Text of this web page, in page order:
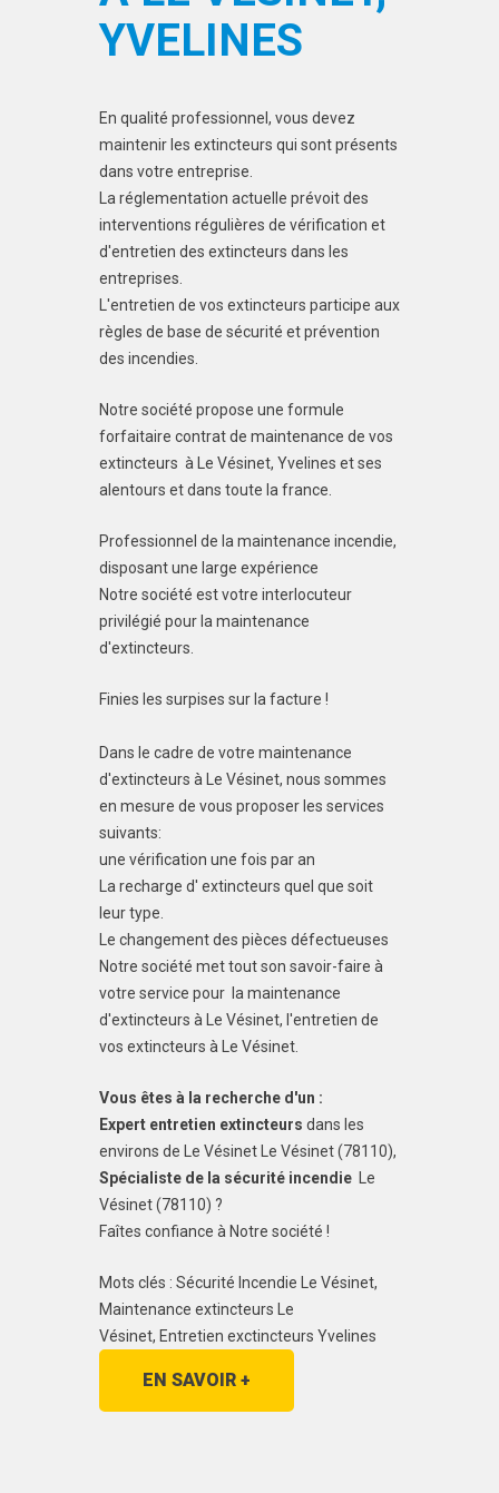
YVELINES
En qualité professionnel, vous devez
maintenir les extincteurs qui sont présents
dans votre entreprise.
La réglementation actuelle prévoit des
interventions régulières de vérification et
d'entretien des extincteurs dans les
entreprises.
L'entretien de vos extincteurs participe aux
règles de base de sécurité et prévention
des incendies.
Notre société propose une formule
forfaitaire contrat de maintenance de vos
extincteurs à Le Vésinet, Yvelines et ses
alentours et dans toute la france.
Professionnel de la maintenance incendie,
disposant une large expérience
Notre société est votre interlocuteur
privilégié pour la maintenance
d'extincteurs.
Finies les surpises sur la facture !
Dans le cadre de votre maintenance
d'extincteurs à Le Vésinet, nous sommes
en mesure de vous proposer les services
suivants:
une vérification une fois par an
La recharge d' extincteurs quel que soit
leur type.
Le changement des pièces défectueuses
Notre société met tout son savoir-faire à
votre service pour la maintenance
d'extincteurs à Le Vésinet, l'entretien de
vos extincteurs à Le Vésinet.
Vous êtes à la recherche d'un :
Expert entretien extincteurs dans les
environs de Le Vésinet Le Vésinet (78110),
Spécialiste de la sécurité incendie Le
Vésinet (78110) ?
Faîtes confiance à Notre société !
Mots clés : Sécurité Incendie Le Vésinet,
Maintenance extincteurs Le
Vésinet, Entretien exctincteurs Yvelines
EN SAVOIR +